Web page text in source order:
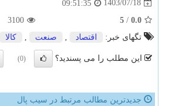
1403/07/18
09:51:35
0.0
/
5
3100
تگهای خبر:
اقتصاد صنعت كالا
این مطلب را می پسندید؟ (0)
جدیدترین مطالب مرتبط در سیب پال